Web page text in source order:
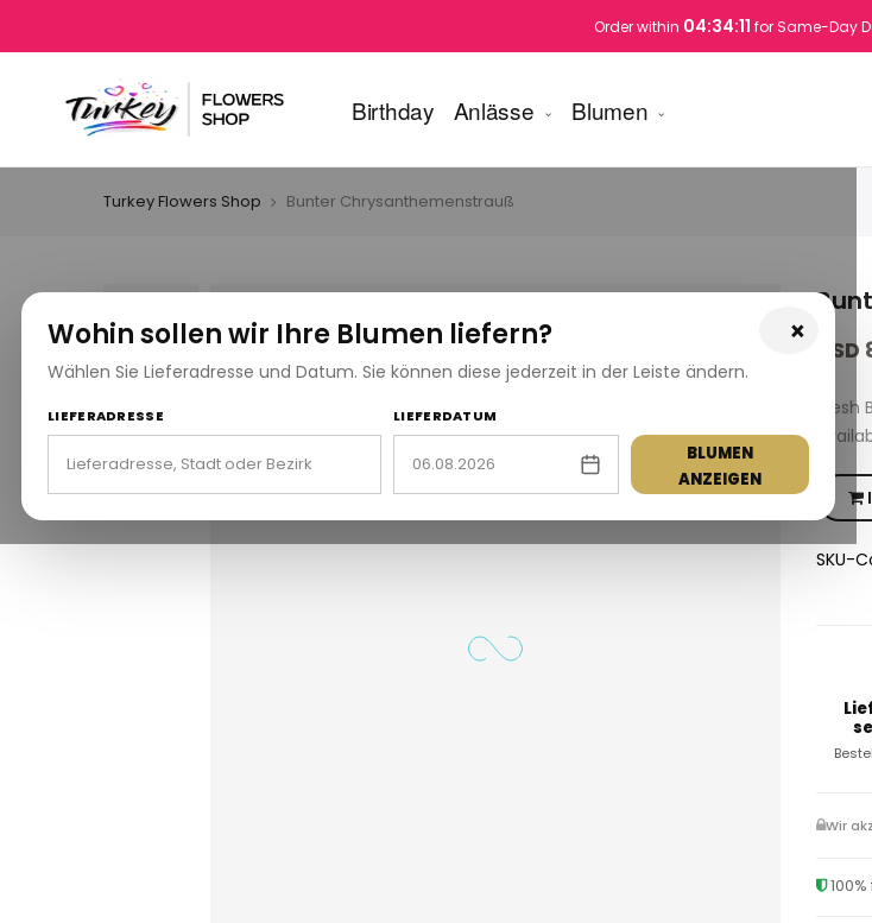
Order within 04:34:10 for Same-Day
Birthday Anlässe Blumen
×
Wohin sollen wir Ihre Blumen liefern?
Wählen Sie Lieferadresse und Datum. Sie können diese jederzeit in der Leiste ändern.
LIEFERADRESSE LIEFERDATUM
BLUMEN
ANZEIGEN
Turkey Flowers Shop Bunter Chrysanthemenstrauß
SKU-
Wir